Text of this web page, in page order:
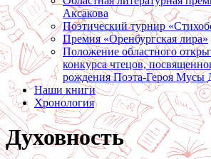
Аксакова
Поэтический турнир
Премия «Оренбургская лира»
Положение областного
конкурса чтецов,
рождения Поэта-Героя Мусы
Наши книги
Хронология
Духовность